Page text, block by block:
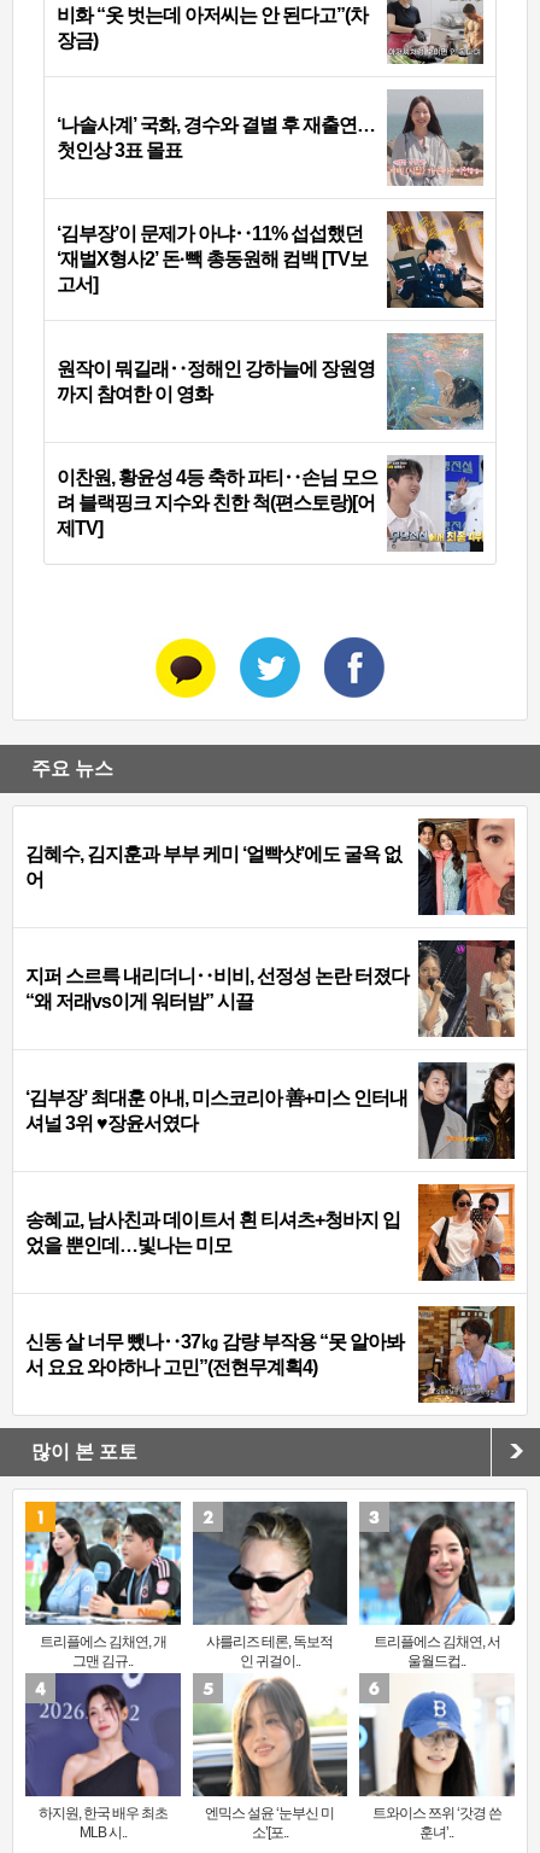
비화 “옷 벗는데 아저씨는 안 된다고”(차
장금)
‘나솔사계’ 국화, 경수와 결별 후 재출연…
첫인상 3표 몰표
‘김부장’이 문제가 아냐‥11% 섭섭했던
‘재벌X형사2’ 돈·빽 총동원해 컴백 [TV보
고서]
원작이 뭐길래‥정해인 강하늘에 장원영
까지 참여한 이 영화
이찬원, 황윤성 4등 축하 파티‥손님 모으
려 블랙핑크 지수와 친한 척(편스토랑)[어
제TV]
주요 뉴스
김혜수, 김지훈과 부부 케미 ‘얼빡샷’에도 굴욕 없
어
지퍼 스르륵 내리더니‥비비, 선정성 논란 터졌다
“왜 저래vs이게 워터밤” 시끌
‘김부장’ 최대훈 아내, 미스코리아 善+미스 인터내
셔널 3위 ♥장윤서였다
송혜교, 남사친과 데이트서 흰 티셔츠+청바지 입
었을 뿐인데…빛나는 미모
신동 살 너무 뺐나‥37㎏ 감량 부작용 “못 알아봐
서 요요 와야하나 고민”(전현무계획4)
많이 본 포토
트리플에스 김채연, 개
그맨 김규..
샤를리즈 테론, 독보적
인 귀걸이..
트리플에스 김채연, 서
울월드컵..
하지원, 한국 배우 최초
MLB 시..
엔믹스 설윤 ‘눈부신 미
소’[포..
트와이스 쯔위 ‘갓경 쓴
훈녀’..